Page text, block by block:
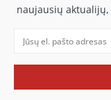
naujausių